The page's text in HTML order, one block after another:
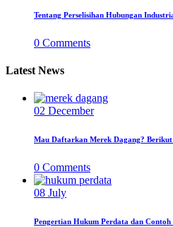
Tentang Perselisihan Hubungan
0 Comments
Latest News
02 December
Mau Daftarkan Merek Dagang?
0 Comments
08 July
Pengertian Hukum Perdata dan Contoh